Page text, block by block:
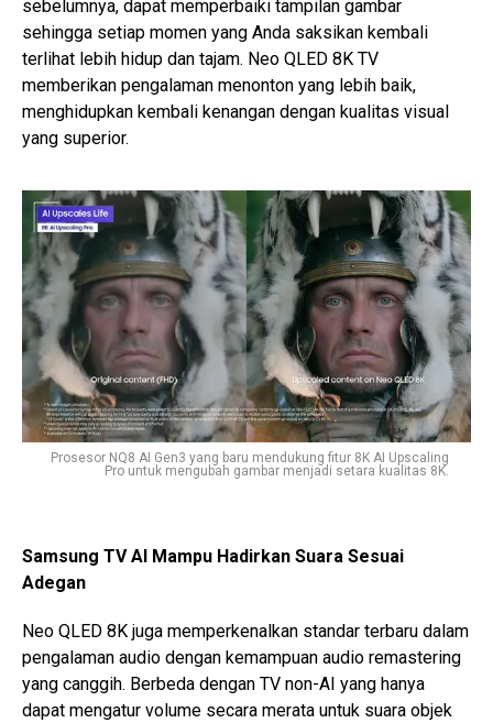
sebelumnya, dapat memperbaiki tampilan gambar
sehingga setiap momen yang Anda saksikan kembali
terlihat lebih hidup dan tajam. Neo QLED 8K TV
memberikan pengalaman menonton yang lebih baik,
menghidupkan kembali kenangan dengan kualitas visual
yang superior.
Prosesor NQ8 AI Gen3 yang baru mendukung fitur 8K AI Upscaling
Pro untuk mengubah gambar menjadi setara kualitas 8K.
Samsung TV AI Mampu Hadirkan Suara Sesuai
Adegan
Neo QLED 8K juga memperkenalkan standar terbaru dalam
pengalaman audio dengan kemampuan audio remastering
yang canggih. Berbeda dengan TV non-AI yang hanya
dapat mengatur volume secara merata untuk suara objek